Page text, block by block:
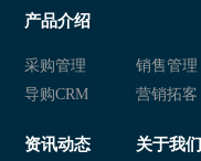
产品介绍
采购管理 销售管理
导购CRM
营销拓客
资讯动态 关于我们